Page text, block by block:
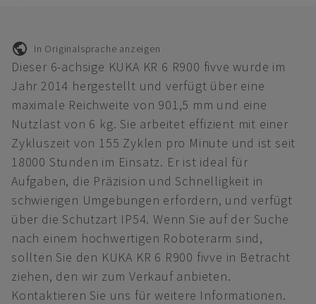
In Originalsprache anzeigen
Dieser 6-achsige KUKA KR 6 R900 fivve wurde im
Jahr 2014 hergestellt und verfügt über eine
maximale Reichweite von 901,5 mm und eine
Nutzlast von 6 kg. Sie arbeitet effizient mit einer
Zykluszeit von 155 Zyklen pro Minute und ist seit
18000 Stunden im Einsatz. Er ist ideal für
Aufgaben, die Präzision und Schnelligkeit in
schwierigen Umgebungen erfordern, und verfügt
über die Schutzart IP54. Wenn Sie auf der Suche
nach einem hochwertigen Roboterarm sind,
sollten Sie den KUKA KR 6 R900 fivve in Betracht
ziehen, den wir zum Verkauf anbieten.
Kontaktieren Sie uns für weitere Informationen.